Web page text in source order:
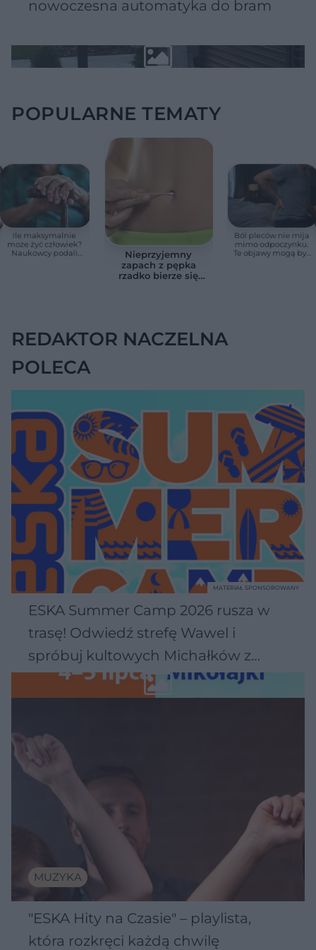
nowoczesna automatyka do bram
POPULARNE TEMATY
Ile maksymalnie
może żyć człowiek?
Naukowcy podali
Nieprzyjemny
zapach z pępka
rzadko bierze się
Ból pleców nie mija
mimo odpoczynku.
Te objawy mogą być
REDAKTOR NACZELNA
POLECA
ESKA Summer Camp 2026 rusza w
trasę! Odwiedź strefę Wawel i
spróbuj kultowych Michałków z
Wawelu
MATERIAŁ SPONSOROWANY
MUZYKA
"ESKA Hity na Czasie" – playlista,
która rozkręci każdą chwilę